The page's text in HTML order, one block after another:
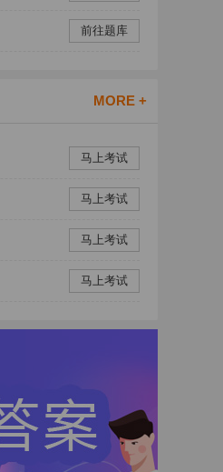
前往题库
MORE +
马上考试
马上考试
马上考试
马上考试
无线电波具有波长、频率和__
生产企业想投放广播广告，下列